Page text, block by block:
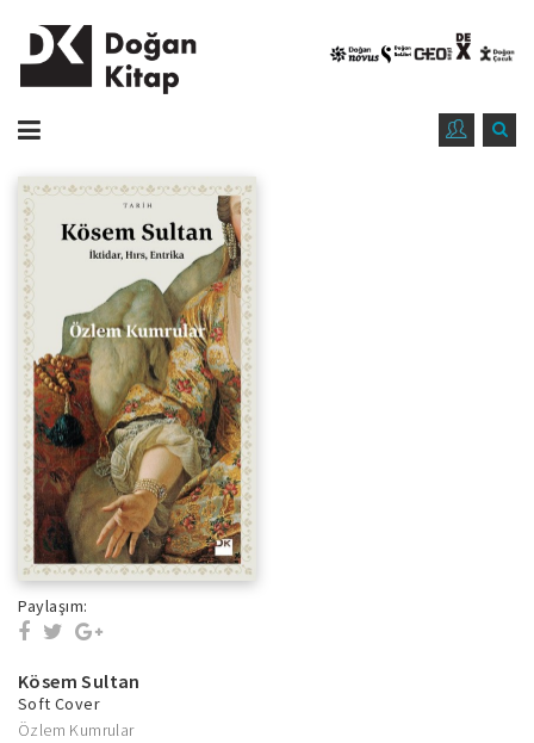
Paylaşım:
Kösem Sultan
Soft Cover
Özlem Kumrular